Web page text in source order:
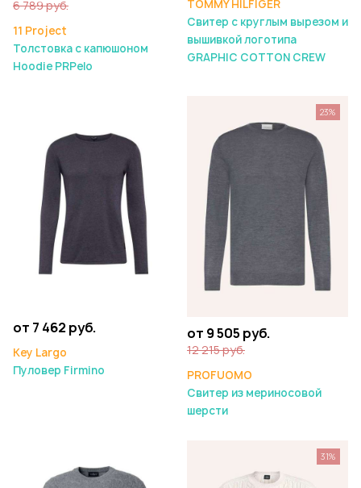
6 789 руб.
11 Project
Толстовка с капюшоном
Hoodie PRPelo
TOMMY HILFIGER
Свитер с круглым вырезом и
вышивкой логотипа
GRAPHIC COTTON CREW
от 7 462 руб.
Key Largo
Пуловер Firmino
от 9 505 руб.
12 215 руб.
PROFUOMO
Свитер из мериносовой
шерсти
23%
31%